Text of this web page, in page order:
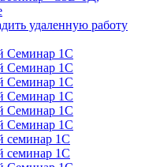
удаленную работу
Семинар 1С
Семинар 1С
Семинар 1С
Семинар 1С
Семинар 1С
Семинар 1С
семинар 1С
семинар 1С